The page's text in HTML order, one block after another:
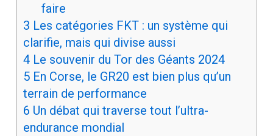
faire
3 Les catégories FKT : un système qui
clarifie, mais qui divise aussi
4Le souvenir du Tor des Géants 2024
5En Corse, le GR20 est bien plus qu’un
terrain de performance
6 Un débat qui traverse tout l’ultra-
endurance mondial